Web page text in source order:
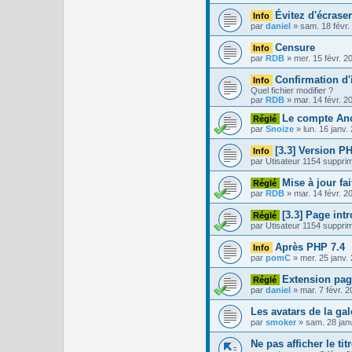
Info Évitez
par daniel » sam. 18 févr.
Info Censure
par RDB » mer. 15 févr.
Info Confirmation
Quel fichier modifier ?
par RDB » mar. 14 févr.
Réglé Le compte
par Snoize » lun. 16 janv.
Info [3.3] Version
par Utisateur 1154
Réglé Mise à jour
par RDB » mar. 14 févr.
Réglé [3.3] Page
par Utisateur 1154
Info Après PHP 7.4
par pomC » mer. 25 janv.
Réglé Extension
par daniel » mar. 7 févr.
Les avatars de la
par smoker » sam. 28
Ne pas afficher le